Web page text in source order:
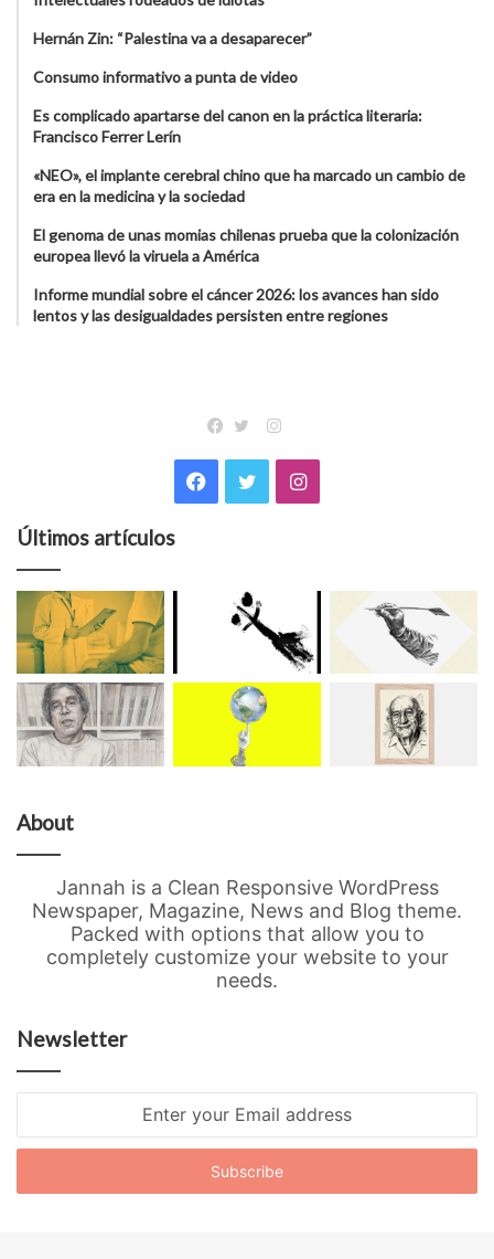
Hernán Zin: “Palestina va a desaparecer”
Consumo informativo a punta de video
Es complicado apartarse del canon en la práctica literaria:
Francisco Ferrer Lerín
«NEO», el implante cerebral chino que ha marcado un cambio de
era en la medicina y la sociedad
El genoma de unas momias chilenas prueba que la colonización
europea llevó la viruela a América
Informe mundial sobre el cáncer 2026: los avances han sido
lentos y las desigualdades persisten entre regiones
Instagram
Facebook
TwitterInstagram
Últimos artículos
About
Jannah is a Clean Responsive WordPress
Newspaper, Magazine, News and Blog theme.
Packed with options that allow you to
completely customize your website to your
needs.
Newsletter
Email